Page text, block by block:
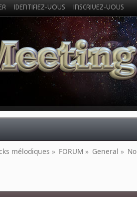
IDENTIFIEZ-VOUS INSCRIVEZ-VOUS
mélodiques » FORUM » General »